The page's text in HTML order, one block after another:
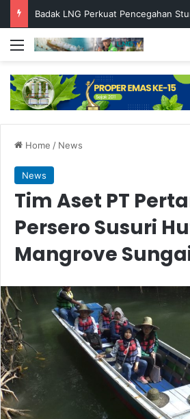
Menu
Home / News
News
Tim Aset PT
Persero Susuri
Mangrove